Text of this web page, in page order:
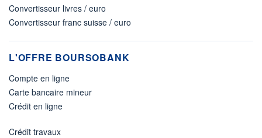
Convertisseur livres / euro
Convertisseur franc suisse / euro
L'OFFRE BOURSOBANK
Compte en ligne
Carte bancaire mineur
Crédit en ligne
Crédit travaux